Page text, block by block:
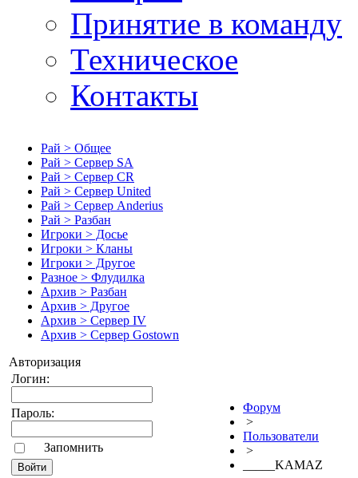
Принятие в команду
Техническое
Контакты
Рай > Общее
Рай > Сервер SA
Рай > Сервер CR
Рай > Сервер United
Рай > Сервер Anderius
Рай > Разбан
Игроки > Досье
Игроки > Кланы
Игроки > Другое
Разное > Флудилка
Архив > Разбан
Архив > Другое
Архив > Сервер IV
Архив > Сервер Gostown
Авторизация
Логин:
Пароль:
Запомнить
Форум
>
Пользователи
>
_____KAMAZ